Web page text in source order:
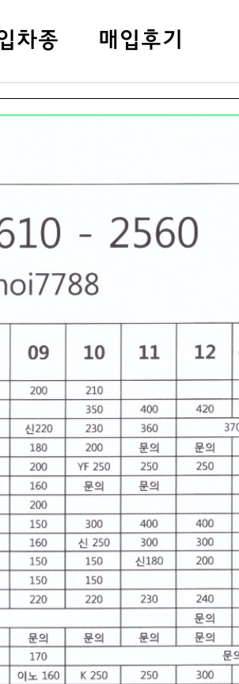
차종 매입후기